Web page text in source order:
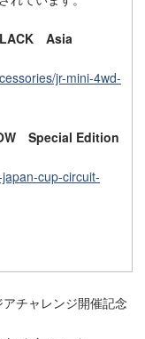
Asia
jr-mini-4wd-
Special Edition
cup-circuit-
チャレンジ開催記念